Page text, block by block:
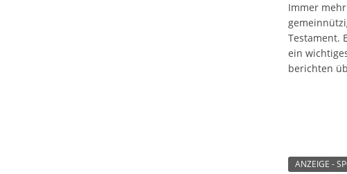
Immer
Testament.
ein
berichten
ANZEIGE -